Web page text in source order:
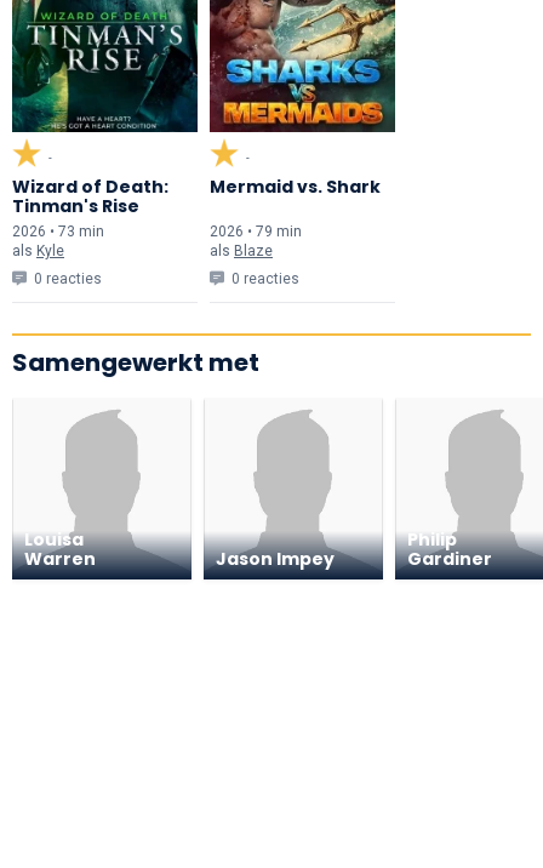
-
Wizard of Death:
Tinman's Rise
2026 • 73 min
als Kyle
0 reacties
-
Mermaid vs. Shark
2026 • 79 min
als Blaze
0 reacties
Samengewerkt met
Louisa
Warren
Jason Impey
Philip
Gardiner